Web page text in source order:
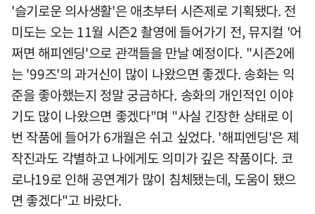
'슬기로운 의사생활'은 애초부터 시즌제로 기획됐다. 전
미도는 오는 11월 시즌2 촬영에 들어가기 전, 뮤지컬 '어
쩌면 해피엔딩'으로 관객들을 만날 예정이다. "시즌2에
는 '99즈'의 과거신이 많이 나왔으면 좋겠다. 송화는 익
준을 좋아했는지 정말 궁금하다. 송화의 개인적인 이야
기도 많이 나왔으면 좋겠다"며 "사실 긴장한 상태로 이
번 작품에 들어가 6개월은 쉬고 싶었다. '해피엔딩'은 제
작진과도 각별하고 나에게도 의미가 깊은 작품이다. 코
로나19로 인해 공연계가 많이 침체됐는데, 도움이 됐으
면 좋겠다"고 바랐다.